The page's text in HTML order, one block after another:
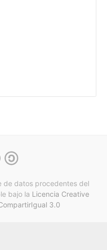
de datos procedentes del
bajo la Licencia Creative
3.0